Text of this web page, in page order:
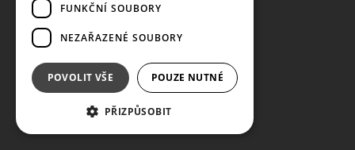
FUNKČNÍ SOUBORY
NEZAŘAZENÉ SOUBORY
POVOLIT VŠE POUZE NUTNÉ
PŘIZPŮSOBIT